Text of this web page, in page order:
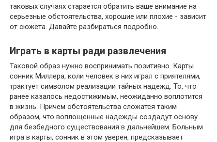
таковых случаях старается обратить ваше внимание на
серьезные обстоятельства, хорошие или плохие - зависит
от сюжета. Давайте разбираться подробно.
Играть в карты ради развлечения
Таковой образ нужно воспринимать позитивно. Карты
сонник Миллера, коли человек в них играл с приятелями,
трактует символом реализации тайных надежд. То, что
ранее казалось недостижимым, неожиданно воплотится
в жизнь. Причем обстоятельства сложатся таким
образом, что воплощенные надежды создадут основу
для безбедного существования в дальнейшем. Больным
игра в карты, сонник в этом уверен, предсказывает